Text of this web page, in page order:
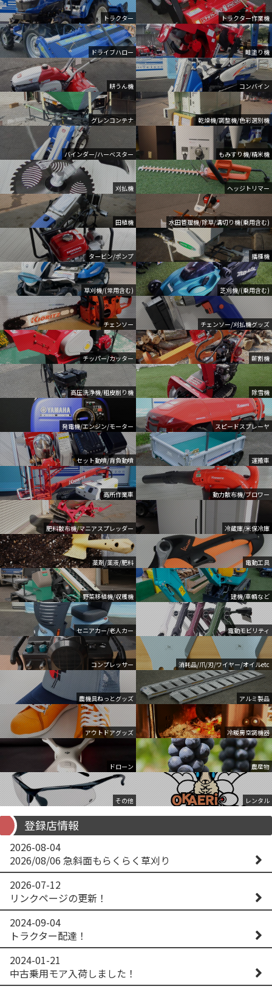
トラクター トラクター作業機
ドライブハロー 畦塗り機
耕うん機 コンバイン
グレンコンテナ 乾燥機/調整機/色彩選別機
バインダー/ハーベスター もみすり機/精米機
刈払機 ヘッジトリマー
田植機 水田管理機/除草/溝切り機(乗用含む)
タービン/ポンプ 播種機
草刈機/(常用含む) 芝刈機/(乗用含む)
チェンソー チェンソー/刈払機グッズ
チッパー/カッター 薪割機
高圧洗浄機/粗皮削り機 除雪機
発電機/エンジン/モーター スピードスプレーヤ
セット動噴/背負動噴 運搬車
高所作業車 動力散布機/ブロワー
肥料散布機/マニアスプレッダー 冷蔵庫/米保冷庫
薬剤/薬液/肥料 電動工具
野菜移植機/収穫機 建機/車輌など
セニアカー/老人カー 電動モビリティ
コンプレッサー 消耗品/爪/刃/ワイヤー/オイルetc
農機具ねっとグッズ アルミ製品
アウトドアグッズ 冷暖房空調機器
ドローン 農産物
その他 レンタル
登録店情報
2026-08-04
2026/08/06 急斜面もらくらく草刈り
2026-07-12
リンクページの更新！
2024-09-04
トラクター配達！
2024-01-21
中古乗用モア入荷しました！